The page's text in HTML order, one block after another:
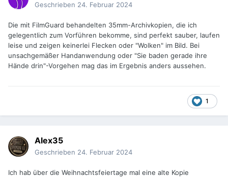
Geschrieben 24. Februar 2024
Die mit FilmGuard behandelten 35mm-Archivkopien, die ich
gelegentlich zum Vorführen bekomme, sind perfekt sauber, laufen
leise und zeigen keinerlei Flecken oder "Wolken" im Bild. Bei
unsachgemäßer Handanwendung oder "Sie baden gerade ihre
Hände drin"-Vorgehen mag das im Ergebnis anders aussehen.
1
Alex35
Geschrieben 24. Februar 2024
Ich hab über die Weihnachtsfeiertage mal eine alte Kopie